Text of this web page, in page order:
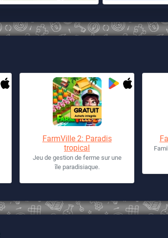
FarmVille 2: Paradis
tropical
Jeu de gestion de ferme sur une
île paradisiaque.